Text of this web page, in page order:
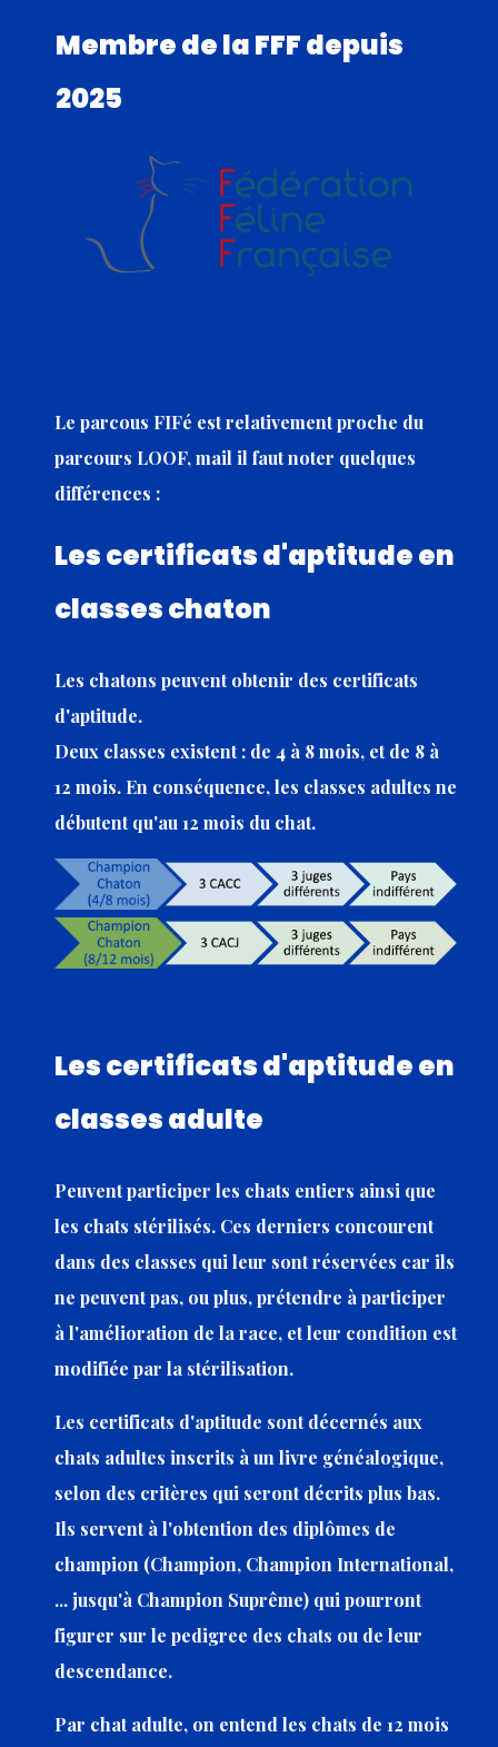
Membre de la FFF depuis
2025
Le parcous FIFé est relativement proche du
parcours LOOF, mail il faut noter quelques
différences :
Les certificats d'aptitude en
classes chaton
Les chatons peuvent obtenir des certificats
d'aptitude.
Deux classes existent : de 4 à 8 mois, et de 8 à
12 mois. En conséquence, les classes adultes ne
débutent qu'au 12 mois du chat.
Les certificats d'aptitude en
classes adulte
Peuvent participer les chats entiers ainsi que
les chats stérilisés. Ces derniers concourent
dans des classes qui leur sont réservées car ils
ne peuvent pas, ou plus, prétendre à participer
à l'amélioration de la race, et leur condition est
modifiée par la stérilisation.
Les certificats d'aptitude sont décernés aux
chats adultes inscrits à un livre généalogique,
selon des critères qui seront décrits plus bas.
Ils servent à l'obtention des diplômes de
champion (Champion, Champion International,
... jusqu'à Champion Suprême) qui pourront
figurer sur le pedigree des chats ou de leur
descendance.
Par chat adulte, on entend les chats de 12 mois